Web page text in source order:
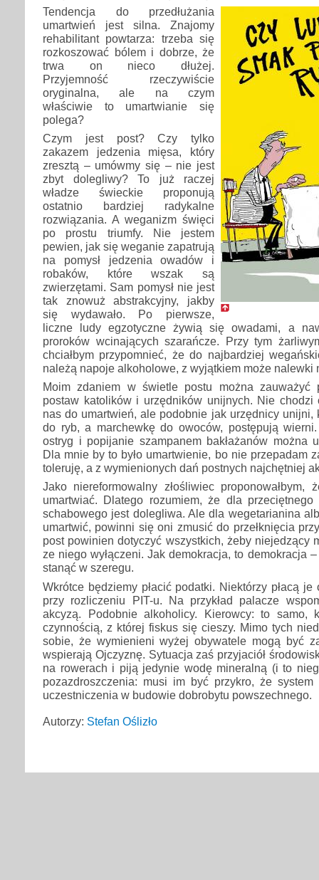
Tendencja do przedłużania
umartwień jest silna. Znajomy
rehabilitant powtarza: trzeba się
rozkoszować bólem i dobrze, że
trwa on nieco dłużej.
Przyjemność rzeczywiście
oryginalna, ale na czym
właściwie to umartwianie się
polega?
Czym jest post? Czy tylko
zakazem jedzenia mięsa, który
zresztą – umówmy się – nie jest
zbyt dolegliwy? To już raczej
władze świeckie proponują
ostatnio bardziej radykalne
rozwiązania. A weganizm święci
po prostu triumfy. Nie jestem
pewien, jak się weganie zapatrują
na pomysł jedzenia owadów i
robaków, które wszak są
zwierzętami. Sam pomysł nie jest
tak znowuż abstrakcyjny, jakby
się wydawało. Po pierwsze,
liczne ludy egzotyczne żywią się owadami, a
proroków wcinających szarańcze. Przy tym
chciałbym przypomnieć, że do najbardziej
należą napoje alkoholowe, z wyjątkiem może nalewki
Moim zdaniem w świetle postu można zauważyć
postaw katolików i urzędników unijnych. Nie
nas do umartwień, ale podobnie jak urzędnicy unijni,
do ryb, a marchewkę do owoców, postępują
ostryg i popijanie szampanem bakłażanów można
Dla mnie by to było umartwienie, bo nie przepadam
toleruję, a z wymienionych dań postnych najchętniej
Jako niereformowalny złośliwiec proponowałbym,
umartwiać. Dlatego rozumiem, że dla
schabowego jest dolegliwa. Ale dla wegetarianina
umartwić, powinni się oni zmusić do przełknięcia
post powinien dotyczyć wszystkich, żeby niejedzący
ze niego wyłączeni. Jak demokracja, to demokracja
stanąć w szeregu.
Wkrótce będziemy płacić podatki. Niektórzy płacą je
przy rozliczeniu PIT-u. Na przykład palacze
akcyzą. Podobnie alkoholicy. Kierowcy: to samo,
czynnością, z której fiskus się cieszy. Mimo tych
sobie, że wymienieni wyżej obywatele mogą być
wspierają Ojczyznę. Sytuacja zaś przyjaciół
na rowerach i piją jedynie wodę mineralną (i to
pozazdroszczenia: musi im być przykro, że
uczestniczenia w budowie dobrobytu powszechnego.
Autorzy: Stefan Oślizło